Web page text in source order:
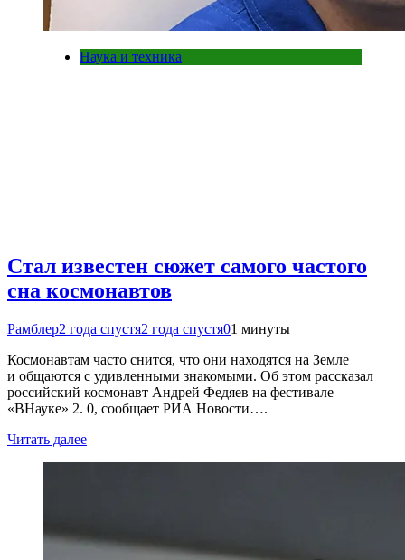
Наука и техника
Стал известен сюжет самого частого
сна космонавтов
Рамблер2 года спустя2 года спустя01 минуты
Космонавтам часто снится, что они находятся на Земле
и общаются с удивленными знакомыми. Об этом рассказал
российский космонавт Андрей Федяев на фестивале
«ВНауке» 2. 0, сообщает РИА Новости….
Читать далее